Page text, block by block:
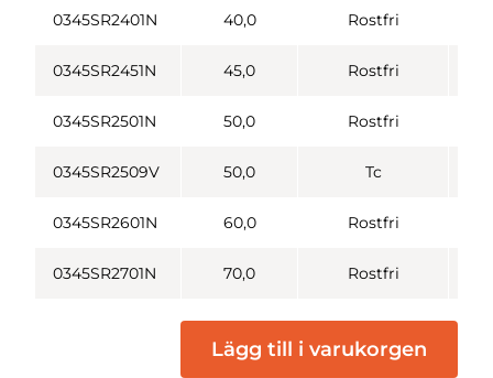
0345SR2401N 40,0 Rostfri
0345SR2451N 45,0 Rostfri
0345SR2501N 50,0 Rostfri
0345SR2509V 50,0 Tc
0345SR2601N 60,0 Rostfri
0345SR2701N 70,0 Rostfri
Lägg till i varukorgen